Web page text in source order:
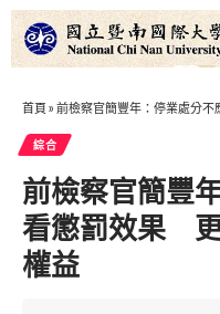
首頁 » 前檢察官簡豐年：停業處分
綜合
前檢察官簡豐
看懲罰效果
權益